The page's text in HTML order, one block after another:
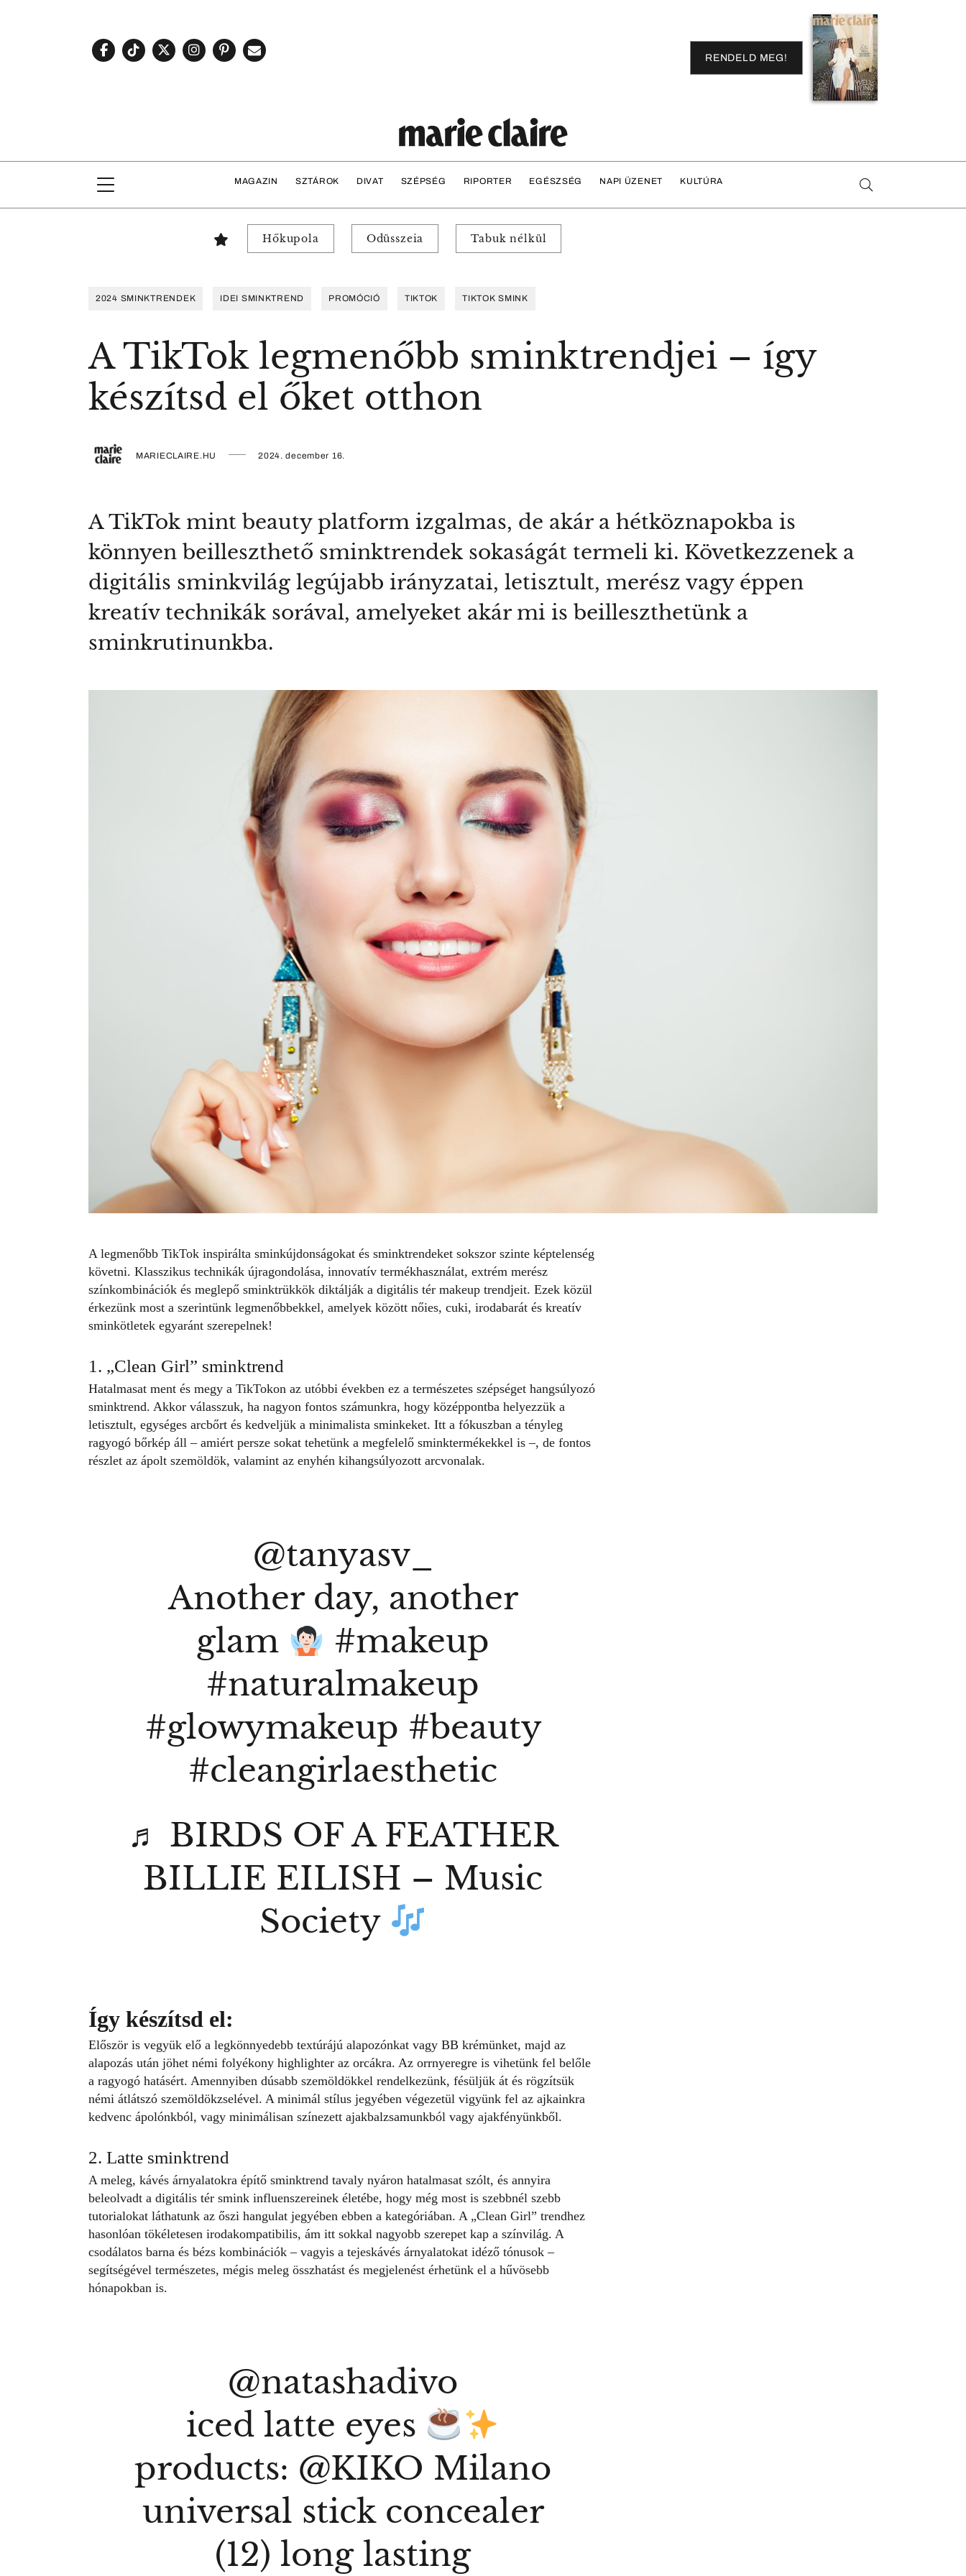
RENDELD MEG!
MAGAZIN SZTÁROK DIVAT SZÉPSÉG RIPORTER EGÉSZSÉG NAPI ÜZENET KULTÚRA
Hőkupola Odüsszeia Tabuk nélkül
2024 SMINKTRENDEK IDEI SMINKTREND PROMÓCIÓ TIKTOK TIKTOK SMINK
A TikTok legmenőbb sminktrendjei – így
készítsd el őket otthon
MARIECLAIRE.HU 2024. december 16.
A TikTok mint beauty platform izgalmas, de akár a hétköznapokba is
könnyen beilleszthető sminktrendek sokaságát termeli ki. Következzenek a
digitális sminkvilág legújabb irányzatai, letisztult, merész vagy éppen
kreatív technikák sorával, amelyeket akár mi is beilleszthetünk a
sminkrutinunkba.
A legmenőbb TikTok inspirálta sminkújdonságokat és sminktrendeket sokszor szinte képtelenség
követni. Klasszikus technikák újragondolása, innovatív termékhasználat, extrém merész
színkombinációk és meglepő sminktrükkök diktálják a digitális tér makeup trendjeit. Ezek közül
érkezünk most a szerintünk legmenőbbekkel, amelyek között nőies, cuki, irodabarát és kreatív
sminkötletek egyaránt szerepelnek!
1. „Clean Girl” sminktrend
Hatalmasat ment és megy a TikTokon az utóbbi években ez a természetes szépséget hangsúlyozó
sminktrend. Akkor válasszuk, ha nagyon fontos számunkra, hogy középpontba helyezzük a
letisztult, egységes arcbőrt és kedveljük a minimalista sminkeket. Itt a fókuszban a tényleg
ragyogó bőrkép áll – amiért persze sokat tehetünk a megfelelő sminktermékekkel is –, de fontos
részlet az ápolt szemöldök, valamint az enyhén kihangsúlyozott arcvonalak.
@tanyasv_
Another day, another
glam
#makeup
#naturalmakeup
#glowymakeup #beauty
#cleangirlaesthetic
♬ BIRDS OF A FEATHER
BILLIE EILISH – Music
Society
Így készítsd el:
Először is vegyük elő a legkönnyedebb textúrájú alapozónkat vagy BB krémünket, majd az
alapozás után jöhet némi folyékony highlighter az orcákra. Az orrnyeregre is vihetünk fel belőle
a ragyogó hatásért. Amennyiben dúsabb szemöldökkel rendelkezünk, fésüljük át és rögzítsük
némi átlátszó szemöldökzselével. A minimál stílus jegyében végezetül vigyünk fel az ajkainkra
kedvenc ápolónkból, vagy minimálisan színezett ajakbalzsamunkból vagy ajakfényünkből.
2. Latte sminktrend
A meleg, kávés árnyalatokra építő sminktrend tavaly nyáron hatalmasat szólt, és annyira
beleolvadt a digitális tér smink influenszereinek életébe, hogy még most is szebbnél szebb
tutorialokat láthatunk az őszi hangulat jegyében ebben a kategóriában. A „Clean Girl” trendhez
hasonlóan tökéletesen irodakompatibilis, ám itt sokkal nagyobb szerepet kap a színvilág. A
csodálatos barna és bézs kombinációk – vagyis a tejeskávés árnyalatokat idéző tónusok –
segítségével természetes, mégis meleg összhatást és megjelenést érhetünk el a hűvösebb
hónapokban is.
@natashadivo
iced latte eyes
products: @KIKO Milano
universal stick concealer
(12) long lasting